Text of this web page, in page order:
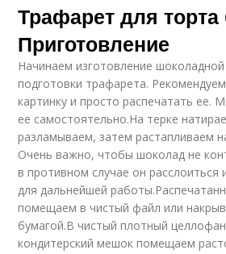
Трафарет для торта
Приготовление
Начинаем изготовление
подготовки трафарета.
картинку и просто распечатать ее.
ее самостоятельно.На терке
разламываем, затем растапливаем
Очень важно, чтобы шоколад не
в противном случае он расслоиться
для дальнейшей
помещаем в чистый файл или
бумагой.В чистый плотный
кондитерский мешок помещаем